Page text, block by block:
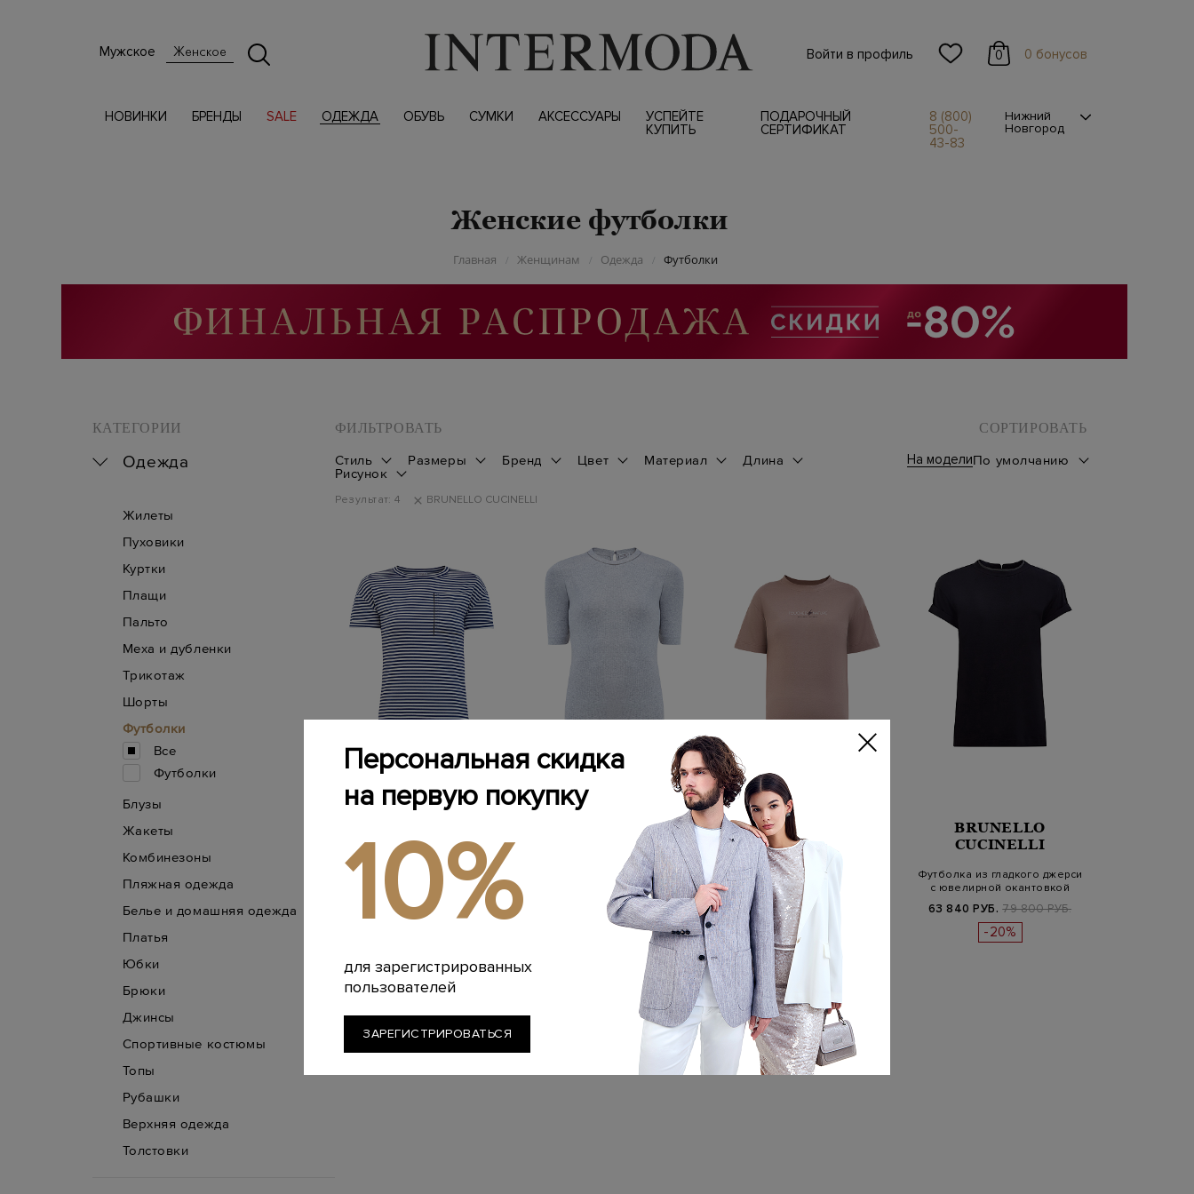
Мужское Женское Войти в профиль 0 0 бонусов
НОВИНКИ БРЕНДЫ SALE ОДЕЖДА ОБУВЬ СУМКИ АКСЕССУАРЫ
УСПЕЙТЕ
КУПИТЬ
ПОДАРОЧНЫЙ
СЕРТИФИКАТ
8 (800)
500-
43-83
Нижний
Новгород
Женские футболки
Главная / Женщинам / Одежда / Футболки
КАТЕГОРИИ
Одежда
Жилеты
Пуховики
Куртки
Плащи
Пальто
Меха и дубленки
Трикотаж
Шорты
Футболки
Все
Футболки
Блузы
Жакеты
Комбинезоны
Пляжная одежда
Белье и домашняя одежда
Платья
Юбки
Брюки
Джинсы
Спортивные костюмы
Топы
Рубашки
Верхняя одежда
Толстовки
ФИЛЬТРОВАТЬ
Стиль Размеры Бренд Цвет Материал
Длина
Рисунок
На модели
СОРТИРОВАТЬ
По умолчанию
Результат:4 BRUNELLO CUCINELLI
CUCINELLI
Футболка из хлопкового
джерси в полоску с деталью
Мони…
97 860 РУБ. 139 800 РУБ.
BRUNELLO
CUCINELLI
Футболка из меланжевого
джерси с цепочкой Мониль
67 700 РУБ.
BRUNELLO
CUCINELLI
Футболка с принтом Touched
By Nature и ювелирной
цепоч…
55 860 РУБ. 79 800 РУБ.
-30%
BRUNELLO
CUCINELLI
Футболка из гладкого джерси
с ювелирной окантовкой
Мон…
63 840 РУБ. 79 800 РУБ.
-20%
Персональная скидка
на первую покупку
10%
для зарегистрированных
пользователей
ЗАРЕГИСТРИРОВАТЬСЯ